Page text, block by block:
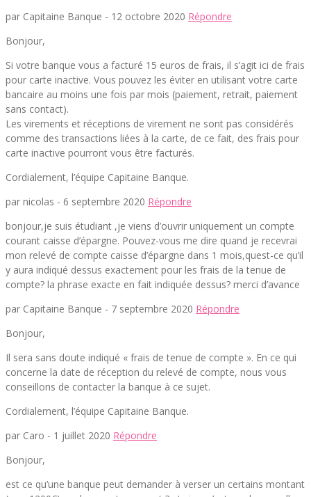
par Capitaine Banque - 12 octobre 2020 Répondre
Bonjour,
Si votre banque vous a facturé 15 euros de frais, il s’agit ici de frais
pour carte inactive. Vous pouvez les éviter en utilisant votre carte
bancaire au moins une fois par mois (paiement, retrait, paiement
sans contact).
Les virements et réceptions de virement ne sont pas considérés
comme des transactions liées à la carte, de ce fait, des frais pour
carte inactive pourront vous être facturés.
Cordialement, l’équipe Capitaine Banque.
par nicolas - 6 septembre 2020 Répondre
bonjour,je suis étudiant ,je viens d’ouvrir uniquement un compte
courant caisse d’épargne. Pouvez-vous me dire quand je recevrai
mon relevé de compte caisse d’épargne dans 1 mois,quest-ce qu’il
y aura indiqué dessus exactement pour les frais de la tenue de
compte? la phrase exacte en fait indiquée dessus? merci d’avance
par Capitaine Banque - 7 septembre 2020 Répondre
Bonjour,
Il sera sans doute indiqué « frais de tenue de compte ». En ce qui
concerne la date de réception du relevé de compte, nous vous
conseillons de contacter la banque à ce sujet.
Cordialement, l’équipe Capitaine Banque.
par Caro - 1 juillet 2020 Répondre
Bonjour,
est ce qu’une banque peut demander à verser un certains montant